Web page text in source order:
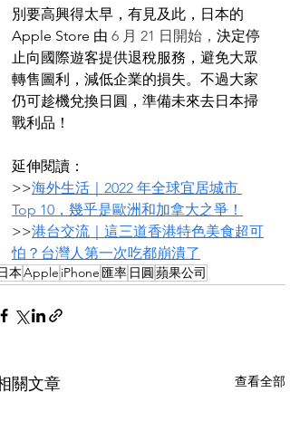
別要高興得太早，有見及此，日本的
Apple Store 由 6 月 21 日開始， 決定停
止向國際遊客提供退稅服務，避免大眾
轉售圖利，減低企業的損失。不過大家
仍可趁機兌換日圓，準備未來去日本掃
戰利品！
延伸閱讀：
>>海外生活｜2022 年全球宜居城市
Top 10，幾乎是歐洲和加拿大之爭！
>>港台交流｜這三道香港特色美食超可
怕？台灣人第一次吃都崩潰了
本Apple iPhone 匯率 日圓 蘋果公司
關文章 查看全部